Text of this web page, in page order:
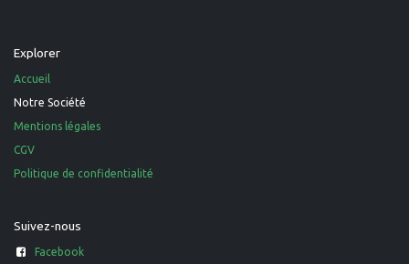
Explorer
Accueil
Notre Société
Mentions légales
CGV
Politique de confidentialité
Suivez-nous
Facebook